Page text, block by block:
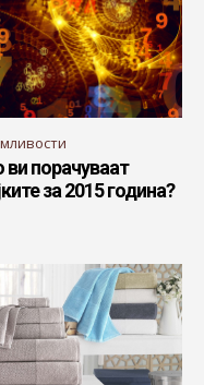
порачуваат
за 2015 година?